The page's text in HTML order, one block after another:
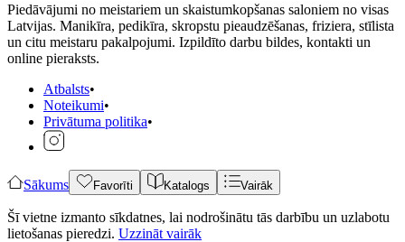
Piedāvājumi no meistariem un skaistumkopšanas saloniem no visas
Latvijas. Manikīra, pedikīra, skropstu pieaudzēšanas, friziera, stīlista
un citu meistaru pakalpojumi. Izpildīto darbu bildes, kontakti un
online pieraksts.
Atbalsts•
Noteikumi•
Privātuma politika•
Sākums Favorīti Katalogs Vairāk
Šī vietne izmanto sīkdatnes, lai nodrošinātu tās darbību un uzlabotu
lietošanas pieredzi. Uzzināt vairāk